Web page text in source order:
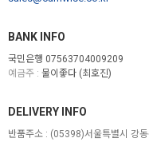
BANK INFO
국민은행 07563704009209
예금주 : 물이좋다 (최호진)
DELIVERY INFO
반품주소 : (05398)서울특별시 강